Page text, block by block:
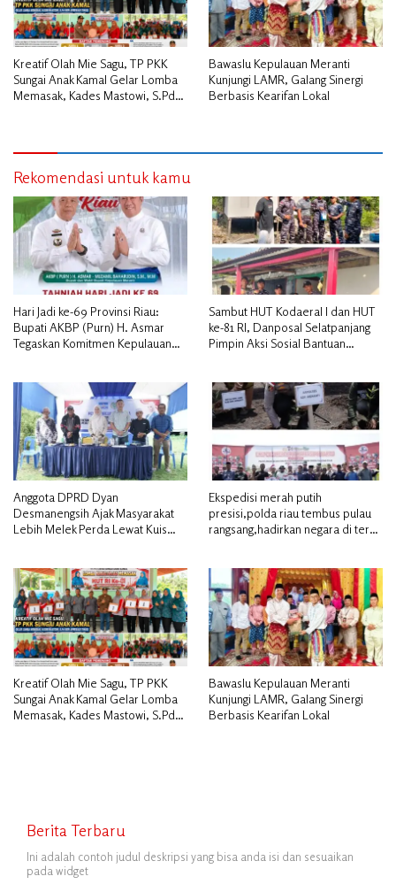
Kreatif Olah Mie Sagu, TP PKK
Sungai Anak Kamal Gelar Lomba
Memasak, Kades Mastowi, S.Pd
Bawaslu Kepulauan Meranti
Kunjungi LAMR, Galang Sinergi
Berbasis Kearifan Lokal
Rekomendasi untuk kamu
Hari Jadi ke-69 Provinsi Riau:
Bupati AKBP (Purn) H. Asmar
Tegaskan Komitmen Kepulauan
Sambut HUT Kodaeral I dan HUT
ke-81 RI, Danposal Selatpanjang
Pimpin Aksi Sosial Bantuan
Anggota DPRD Dyan
Desmanengsih Ajak Masyarakat
Lebih Melek Perda Lewat Kuis
Ekspedisi merah putih
presisi,polda riau tembus pulau
rangsang,hadirkan negara di teras
Kreatif Olah Mie Sagu, TP PKK
Sungai Anak Kamal Gelar Lomba
Memasak, Kades Mastowi, S.Pd
Bawaslu Kepulauan Meranti
Kunjungi LAMR, Galang Sinergi
Berbasis Kearifan Lokal
Berita Terbaru
Ini adalah contoh judul deskripsi yang bisa anda isi dan sesuaikan
pada widget